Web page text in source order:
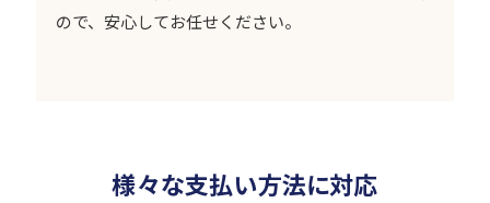
ので、安心してお任せください。
様々な支払い方法に対応